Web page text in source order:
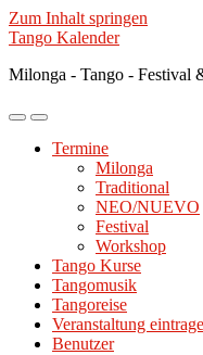
Zum Inhalt springen
Tango Kalender
Milonga - Tango - Festival
Mobile-
ein-/ausblenden
Suchfeld
ein-/ausblenden
Termine
Milonga
Traditional
NEO/NUEVO
Festival
Workshop
Tango Kurse
Tangomusik
Tangoreise
Veranstaltung
Benutzer